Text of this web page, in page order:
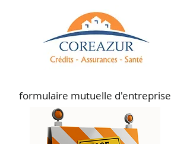
formulaire mutuelle d'entreprise